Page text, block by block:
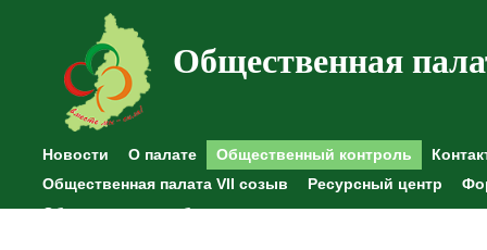
Общественная
Новости О палате Общественный контроль
Общественная палата VII созыв
Ресурсный центр
Общественные наблюдения